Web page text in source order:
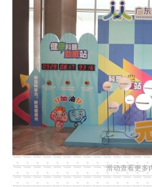
滑动查看更多